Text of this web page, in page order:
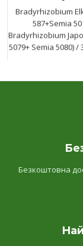
Bradyrhizobium
587+Semia
Bradyrhizobium
5079+ Semia 5080)/
Безкоштовна